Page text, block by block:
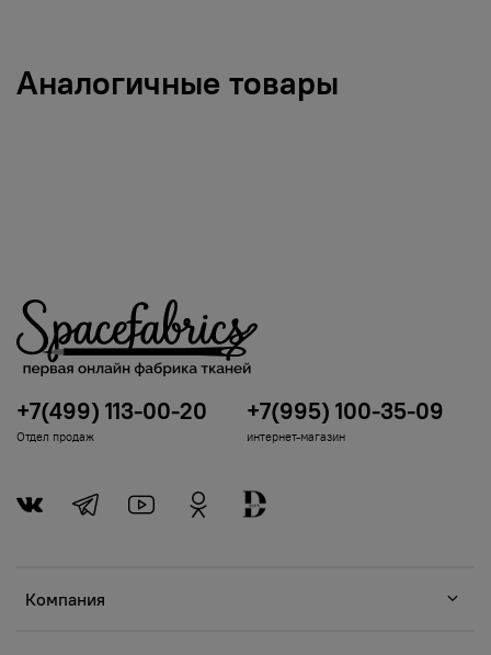
Аналогичные товары
Компания
+7(499) 113-00-20
Отдел продаж
+7(995) 100-35-09
интернет-магазин